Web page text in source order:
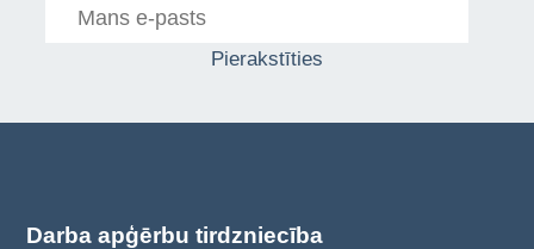
Pierakstīties
Darba apģērbu tirdzniecība